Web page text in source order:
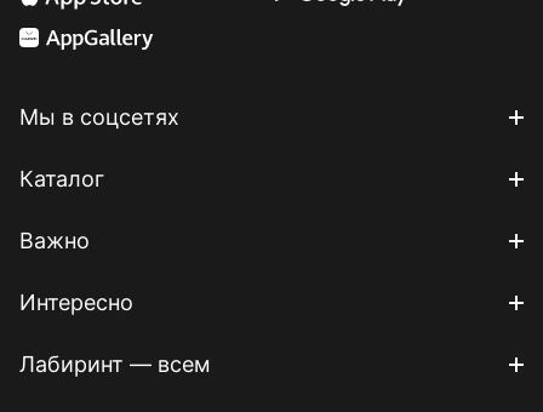
Мы в соцсетях
Каталог
Важно
Интересно
Лабиринт — всем